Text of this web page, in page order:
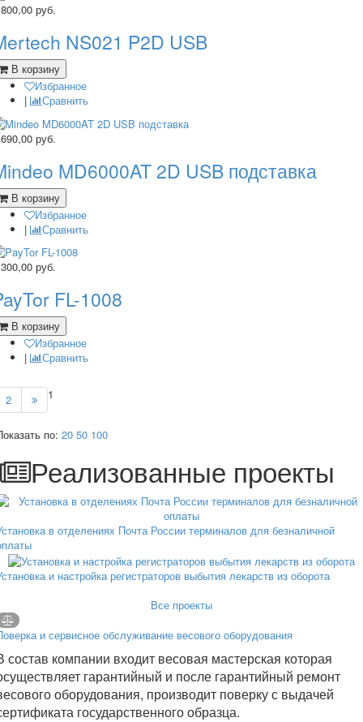
руб.
NS021 P2D USB
В корзину
Избранное
|
Сравнить
руб.
MD6000AT 2D USB подставка
В корзину
Избранное
|
Сравнить
руб.
FL-1008
В корзину
Избранное
|
Сравнить
1
2
по: 20 50 100
Реализованные проекты
в отделениях Почта России терминалов для безналичной
и настройка регистраторов выбытия лекарств из оборота
Все проекты
и сервисное обслуживание весового оборудования
состав компании входит весовая мастерская которая
гарантийный и после гарантийный ремонт
оборудования, производит поверку с выдачей
государственного образца.